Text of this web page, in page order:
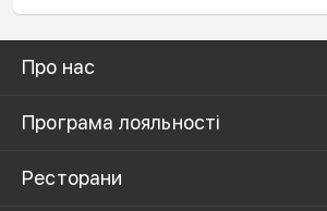
Про нас
Програма лояльності
Ресторани